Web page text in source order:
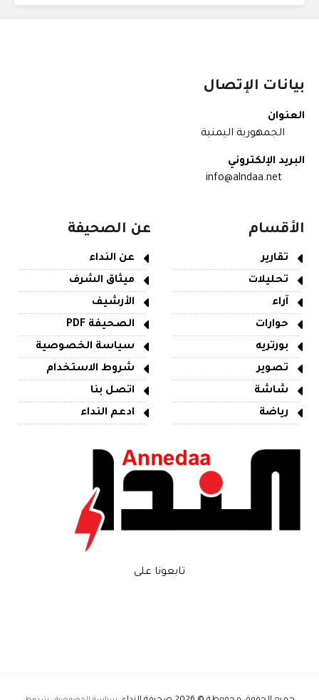
بيانات الإتصال
العنوان
الجمهورية اليمنية
البريد الإلكتروني
info@alndaa.net
الأقسام
تقارير
تحليلات
آراء
حوارات
بورتريه
تصوير
شاشة
رياضة
عن الصحيفة
عن النداء
ميثاق الشرف
الأرشيف
الصحيفة PDF
سياسة الخصوصية
شروط الاستخدام
اتصل بنا
ادعم النداء
تابعونا على